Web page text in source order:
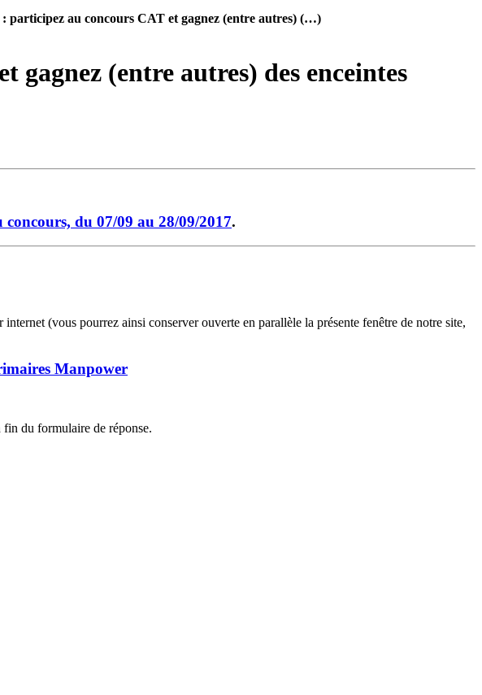
participez au concours CAT et gagnez (entre autres) (…)
(entre autres) des enceintes
concours, du 07/09 au 28/09/2017.
(vous pourrez ainsi conserver ouverte en parallèle la présente fenêtre de notre site,
Manpower
fin du formulaire de réponse.